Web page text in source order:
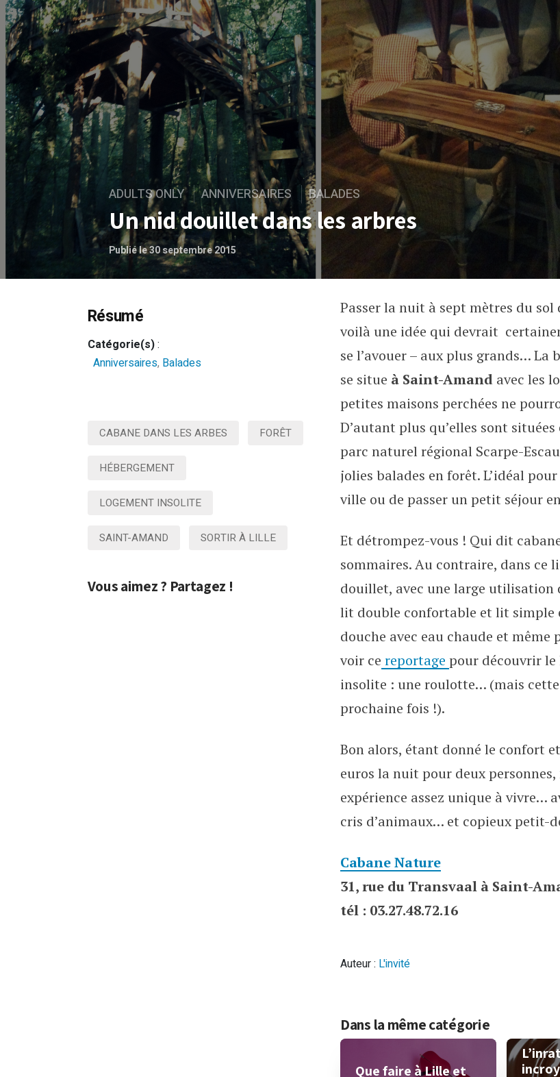
ADULTS ONLY ANNIVERSAIRES BALADES
Un nid douillet dans les arbres
Publié le 30 septembre 2015
Un nid douillet dans les
Passer la nuit à sept mètres du sol
voilà une idée qui devrait
se l’avouer – aux plus grands… La
se situe à Saint-Amand avec les
petites maisons perchées ne
D’autant plus qu’elles sont
parc naturel régional Scarpe-
jolies balades en forêt. L’idéal
ville ou de passer un petit séjour
Et détrompez-vous ! Qui dit
sommaires. Au contraire, dans ce
douillet, avec une large utilisation
lit double confortable et lit simple
douche avec eau chaude et même
voir ce reportage pour découvrir
insolite : une roulotte… (mais cette
prochaine fois !).
Bon alors, étant donné le confort
euros la nuit pour deux
expérience assez unique à vivre…
cris d’animaux… et copieux petit-
Cabane Nature
31, rue du Transvaal à Saint-
tél : 03.27.48.72.16
Auteur : L'invité
Résumé
Catégorie(s):
Anniversaires, Balades
CABANE DANS LES ARBES FORÊT
HÉBERGEMENT
LOGEMENT INSOLITE
SAINT-AMAND SORTIR À LILLE
Vous aimez ? Partagez !
Dans la même catégorie
Que faire à Lille et